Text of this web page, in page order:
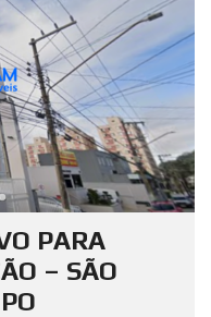
PARA
– SÃO